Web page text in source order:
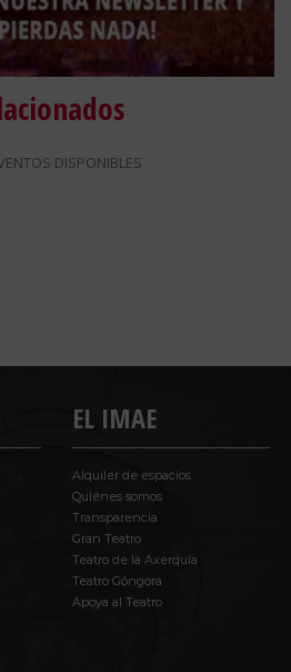
DISPONIBLES
EL IMAE
Alquiler de espacios
Quiénes somos
Transparencia
Gran Teatro
Teatro de la Axerquía
Teatro Góngora
Apoya al Teatro